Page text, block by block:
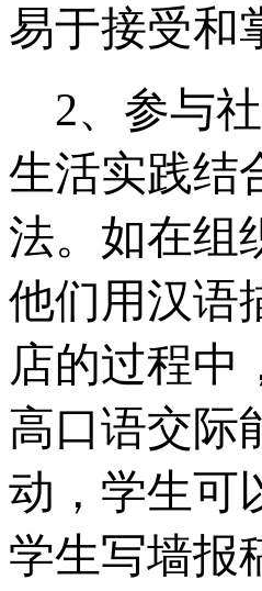
易于接受和
2、参与
生活实践结
法。如在组
他们用汉语
店的过程中
高口语交际
动，学生可
学生写墙报